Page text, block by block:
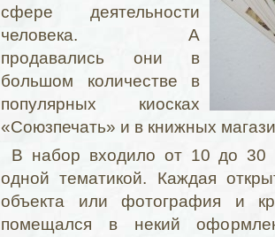
сфере деятельности
человека. А
продавались они в
большом количестве в
популярных киосках
«Союзпечать» и в книжных
В набор входило от 10 до 30
одной тематикой. Каждая
объекта или фотография и
помещался в некий